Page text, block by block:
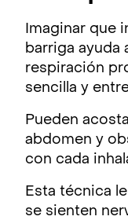
Imaginar que
barriga ayuda
respiración
sencilla y
Pueden
abdomen y
con cada
Esta técnica
se sienten